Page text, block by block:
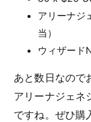
アリーナジ
当）
ウィザード
あと数日なので
アリーナジェネ
ですね。ぜひ購